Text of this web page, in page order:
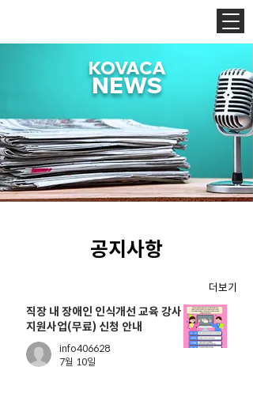
KOVACA
NEWS
​공지사항
더보기
직장 내 장애인 인식개선 교육 강사
지원사업(무료) 신청 안내
info406628
7월 10일